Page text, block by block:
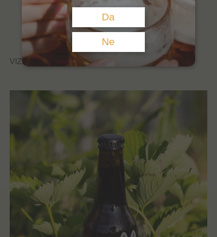
Still: RED ALE
Alk:4,5%
VIZIR
Da
Ne